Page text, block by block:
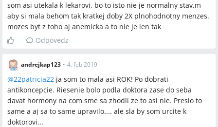
som asi utekala k lekarovi, bo to isto nie je normalny stav,m
aby si mala behom tak kratkej doby 2X plnohodnotny menzes.
mozes byt z toho aj anemicka a to nie je len tak
Odpovedz
andrejkap123 • 4. feb 2019
@22patricia22 ja som to mala asi ROK! Po dobrati
antikoncepcie. Riesenie bolo podla doktora zase do seba
davat hormony na com sme sa zhodli ze to asi nie. Preslo to
same a aj sa to same upravilo.... ale sla by som urcite k
doktorovi...